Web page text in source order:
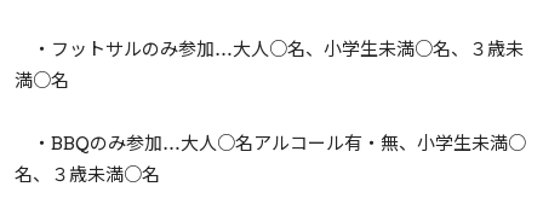
・フットサルのみ参加…大人○名、小学生未満○名、３歳未
満○名
・BBQのみ参加…大人○名アルコール有・無、小学生未満○
名、３歳未満○名